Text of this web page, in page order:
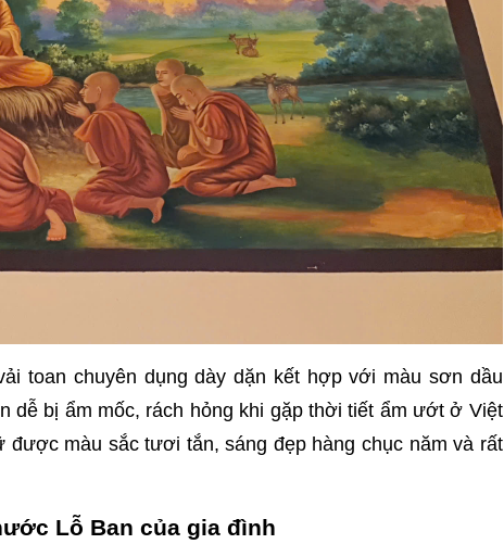
toan chuyên dụng dày dặn kết hợp với màu sơn dầu
dễ bị ẩm mốc, rách hỏng khi gặp thời tiết ẩm ướt ở Việt
màu sắc tươi tắn, sáng đẹp hàng chục năm và rất
Lỗ Ban của gia đình